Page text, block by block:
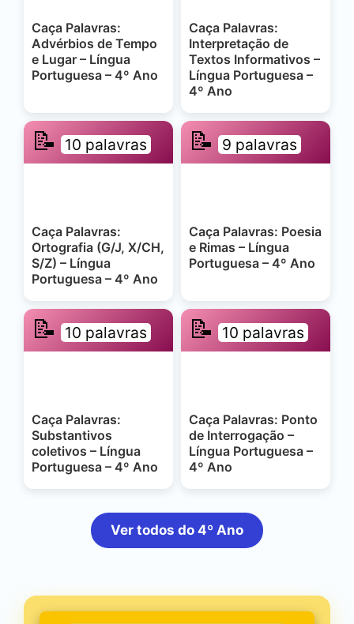
Caça Palavras:
Advérbios de Tempo
e Lugar – Língua
Portuguesa – 4º Ano
Caça Palavras:
Interpretação de
Textos Informativos –
Língua Portuguesa –
4º Ano
📝 10 palavras
Caça Palavras:
Ortografia (G/J, X/CH,
S/Z) – Língua
Portuguesa – 4º Ano
📝 9 palavras
Caça Palavras: Poesia
e Rimas – Língua
Portuguesa – 4º Ano
📝 10 palavras
Caça Palavras:
Substantivos
coletivos – Língua
Portuguesa – 4º Ano
📝 10 palavras
Caça Palavras: Ponto
de Interrogação –
Língua Portuguesa –
4º Ano
Ver todos do 4º Ano